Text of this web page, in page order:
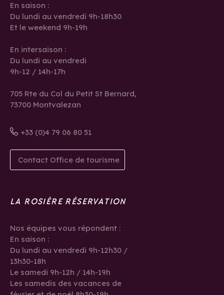
En saison :
Du lundi au vendredi 9h-18h30
Et le weekend 9h-19h
En intersaison :
Du lundi au vendredi
9h-12 / 14h-17h
705 Rte du Col du Petit St Bernard,
73700 Montvalezan
+33 (0)4 79 06 80 51
Contact Office de tourisme
LA ROSIÈRE RÉSERVATION
Nos équipes vous répondent :
En saison :
Du lundi au vendredi 9h-12h30 /
13h30-18h
Le samedi 9h-12h / 14h-19h
Les samedis des vacances de